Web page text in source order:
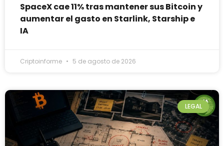
SpaceX cae 11% tras mantener sus Bitcoin y
aumentar el gasto en Starlink, Starship e
IA
Criptoinforme 5 de agosto de 2026
LEGAL